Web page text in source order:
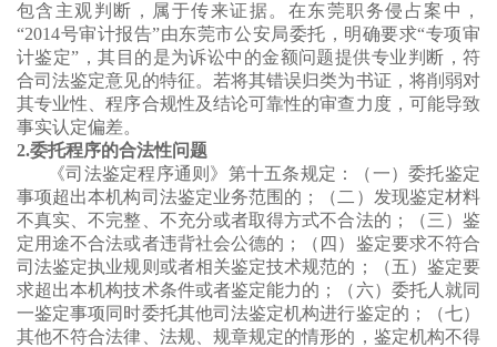
包含主观判断，属于传来证据。在东莞职务侵占案中，
“2014号审计报告”由东莞市公安局委托，明确要求“专项审
计鉴定”，其目的是为诉讼中的金额问题提供专业判断，符
合司法鉴定意见的特征。若将其错误归类为书证，将削弱对
其专业性、程序合规性及结论可靠性的审查力度，可能导致
事实认定偏差。
2.委托程序的合法性问题
《司法鉴定程序通则》第十五条规定：（一）委托鉴定
事项超出本机构司法鉴定业务范围的；（二）发现鉴定材料
不真实、不完整、不充分或者取得方式不合法的；（三）鉴
定用途不合法或者违背社会公德的；（四）鉴定要求不符合
司法鉴定执业规则或者相关鉴定技术规范的；（五）鉴定要
求超出本机构技术条件或者鉴定能力的；（六）委托人就同
一鉴定事项同时委托其他司法鉴定机构进行鉴定的；（七）
其他不符合法律、法规、规章规定的情形的，鉴定机构不得